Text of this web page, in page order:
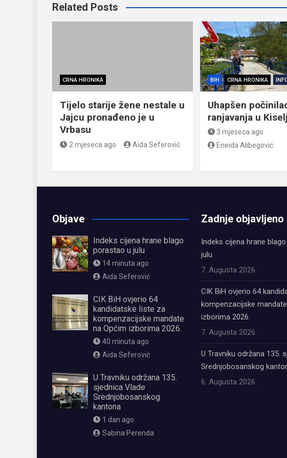
Related Posts
CRNA HRONIKA
Tijelo starije žene nestale u
Jajcu pronađeno je u
Vrbasu
2 mjeseca ago Aida Seferović
BIH CRNA HRONIKA
Uhapšen
ranjavanja u
3 mjeseca ago
Eneida Alibegović
Objave
Indeks cijena hrane blago
porastao u julu
14 minuta ago
Aida Seferović
CIK BiH ovjerio 64
kandidatske liste za
kompenzacijske mandate
na Općim izborima 2026.
40 minuta ago
Aida Seferović
U Travniku održana 135.
sjednica Vlade
Srednjobosanskog
kantona
1 dan ago
Sabina Perenda
Zadnje objavljeno
Indeks cijena hrane
julu
7. Augusta 2026.
CIK BiH ovjerio 64
kompenzacijske
izborima 2026.
7. Augusta 2026.
U Travniku održana 135.
Srednjobosanskog
6. Augusta 2026.